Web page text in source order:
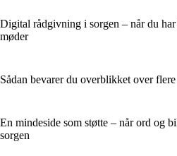
Digital rådgivning i sorgen – når du
møder
Sådan bevarer du overblikket over
En mindeside som støtte – når ord og
sorgen